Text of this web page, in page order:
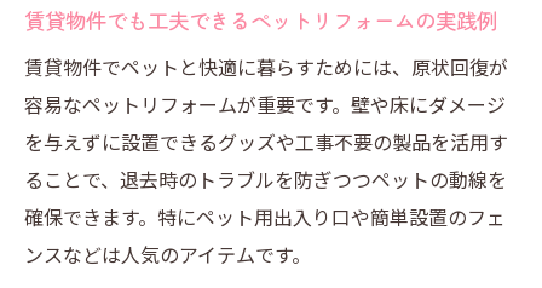
賃貸物件でも工夫できるペットリフォームの実践例
賃貸物件でペットと快適に暮らすためには、原状回復が
容易なペットリフォームが重要です。壁や床にダメージ
を与えずに設置できるグッズや工事不要の製品を活用す
ることで、退去時のトラブルを防ぎつつペットの動線を
確保できます。特にペット用出入り口や簡単設置のフェ
ンスなどは人気のアイテムです。